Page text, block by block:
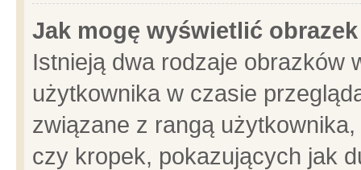
Jak mogę wyświetlić
Istnieją dwa rodzaje obrazków
użytkownika w czasie
związane z rangą
czy kropek, pokazujących jak